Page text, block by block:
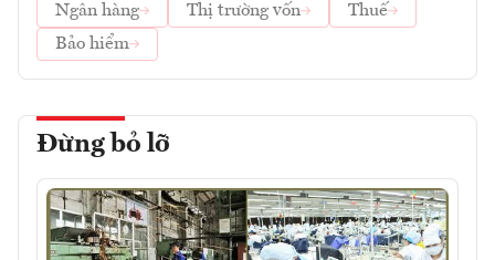
Ngân hàng
Thị trường vốn
Thuế
Bảo hiểm
Đừng bỏ lỡ